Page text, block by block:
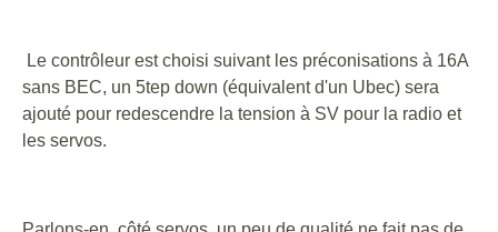
Le contrôleur est choisi suivant les préconisations à 16A
sans BEC, un 5tep down (équivalent d'un Ubec) sera
ajouté pour redescendre la tension à SV pour la radio et
les servos.